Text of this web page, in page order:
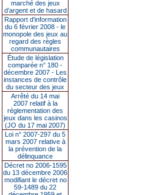
marché des jeux
d’argent et de hasard
Rapport d'information
du 6 février 2008 - le
monopole des jeux au
regard des règles
communautaires
Étude de législation
comparée n° 180 -
décembre 2007 - Les
instances de contrôle
du secteur des jeux
Arrêté du 14 mai
2007 relatif à la
réglementation des
jeux dans les casinos
(JO du 17 mai 2007)
Loi n° 2007-297 du 5
mars 2007 relative à
la prévention de la
délinquance
Décret no 2006-1595
du 13 décembre 2006
modifiant le décret no
59-1489 du 22